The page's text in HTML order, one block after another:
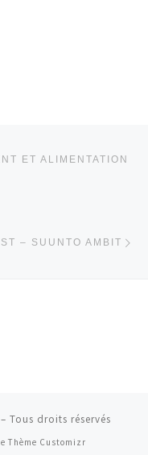
ET ALIMENTATION
– SUUNTO AMBIT
– Tous droits réservés
Thème Customizr